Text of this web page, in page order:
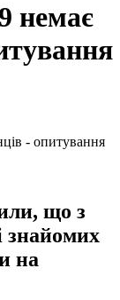
немає
що з
знайомих
на